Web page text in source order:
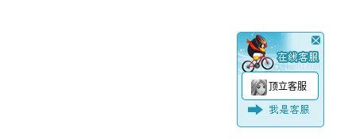
顶立客服